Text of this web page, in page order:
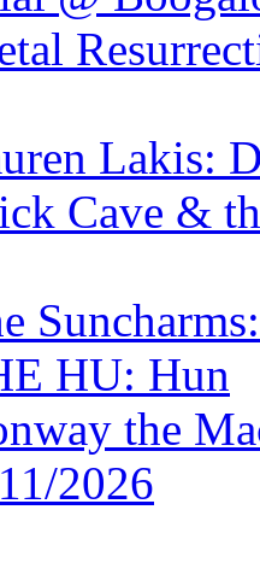
Lakis:
Cave &
HU: Hun
the
2026